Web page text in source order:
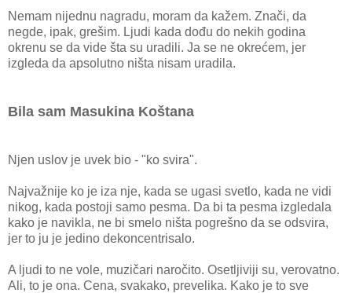
Nemam nijednu nagradu, moram da kažem. Znači, da
negde, ipak, grešim. Ljudi kada dođu do nekih godina
okrenu se da vide šta su uradili. Ja se ne okrećem, jer
izgleda da apsolutno ništa nisam uradila.
Bila sam Masukina Koštana
Njen uslov je uvek bio - "ko svira".
Najvažnije ko je iza nje, kada se ugasi svetlo, kada ne vidi
nikog, kada postoji samo pesma. Da bi ta pesma izgledala
kako je navikla, ne bi smelo ništa pogrešno da se odsvira,
jer to ju je jedino dekoncentrisalo.
A ljudi to ne vole, muzičari naročito. Osetljiviji su, verovatno.
Ali, to je ona. Cena, svakako, prevelika. Kako je to sve